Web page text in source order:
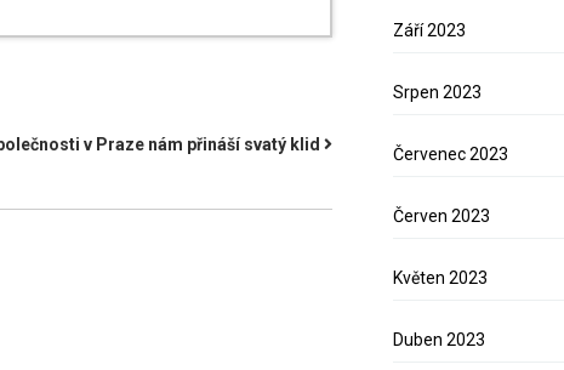
v Praze nám přináší svatý klid
Září 2023
Srpen 2023
Červenec 2023
Červen 2023
Květen 2023
Duben 2023